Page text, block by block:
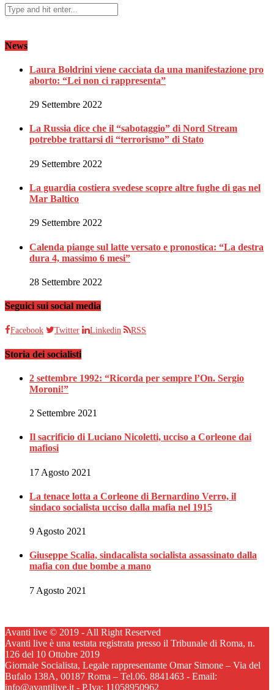
News
Laura Boldrini viene cacciata da una manifestazione pro
aborto: “Lei non ci rappresenta”
29 Settembre 2022
La Russia dice che il “sabotaggio” di Nord Stream
potrebbe trattarsi di “terrorismo” di Stato
29 Settembre 2022
La guardia costiera svedese scopre altre fughe di gas nel
Mar Baltico
29 Settembre 2022
Calenda piange sul latte versato e pronostica: “La destra
dura 4, massimo 6 mesi”
28 Settembre 2022
Seguici sui social media
Facebook Twitter Linkedin RSS
Storia dei socialisti
2 settembre 1992: “Ricorda per sempre l’On. Sergio
Moroni!”
2 Settembre 2021
Il sacrificio di Luciano Nicoletti, ucciso a Corleone dai
mafiosi
17 Agosto 2021
La tenace lotta a Corleone di Bernardino Verro, il
sindaco socialista ucciso dalla mafia nel 1915
9 Agosto 2021
Giuseppe Scalia, sindacalista socialista assassinato dalla
mafia con due bombe a mano
7 Agosto 2021
Avanti live © 2019 - All Right Reserved
Avanti live è una testata registrata presso il Tribunale di Roma, n.
126 del 10 Ottobre 2019
Giornale Socialista, Legale rappresentante Omar Simone – Via del
Bufalo 138A, 00187 Roma – Tel.06. 8841463 - Email:
info@avantilive.it - P.Iva: 11058950962